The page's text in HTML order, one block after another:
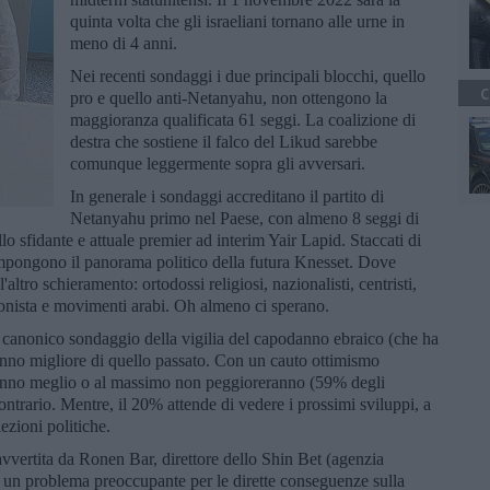
quinta volta che gli israeliani tornano alle urne in
meno di 4 anni.
Nei recenti sondaggi i due principali blocchi, quello
pro e quello anti-Netanyahu, non ottengono la
maggioranza qualificata 61 seggi. La coalizione di
destra che sostiene il falco del Likud sarebbe
comunque leggermente sopra gli avversari.
In generale i sondaggi accreditano il partito di
Netanyahu primo nel Paese, con almeno 8 seggi di
sfidante e attuale premier ad interim Yair Lapid. Staccati di
il panorama politico della futura Knesset. Dove
schieramento: ortodossi religiosi, nazionalisti, centristi,
e movimenti arabi. Oh almeno ci sperano.
sondaggio della vigilia del capodanno ebraico (che ha
migliore di quello passato. Con un cauto ottimismo
meglio o al massimo non peggioreranno (59% degli
Mentre, il 20% attende di vedere i prossimi sviluppi, a
politiche.
da Ronen Bar, direttore dello Shin Bet (agenzia
problema preoccupante per le dirette conseguenze sulla